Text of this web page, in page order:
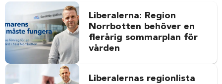
Liberalerna: Region
Norrbotten behöver en
flerårig sommarplan för
vården
Liberalernas regionlista